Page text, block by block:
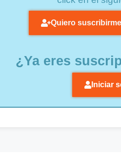
Quiero
¿Ya eres
Iniciar